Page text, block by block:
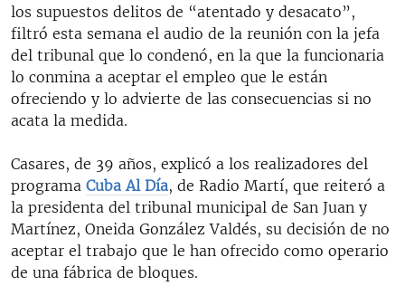
los supuestos delitos de “atentado y desacato”,
filtró esta semana el audio de la reunión con la jefa
del tribunal que lo condenó, en la que la funcionaria
lo conmina a aceptar el empleo que le están
ofreciendo y lo advierte de las consecuencias si no
acata la medida.
Casares, de 39 años, explicó a los realizadores del
programa Cuba Al Día, de Radio Martí, que reiteró a
la presidenta del tribunal municipal de San Juan y
Martínez, Oneida González Valdés, su decisión de no
aceptar el trabajo que le han ofrecido como operario
de una fábrica de bloques.